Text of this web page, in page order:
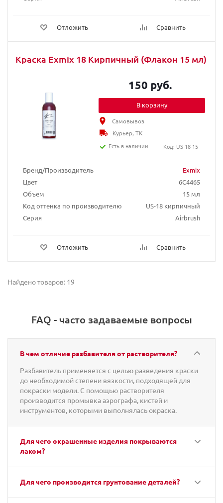
Отложить Сравнить
Краска Exmix 18 Кирпичный (Флакон 15 мл)
Бренд/Производитель
Exmix
Цвет
6C4465
Объем
15 мл
Код оттенка по производителю
US-18 кирпичный
Серия
Airbrush
Отложить Сравнить
150 руб.
В корзину
Самовывоз
Курьер, ТК
Есть в наличии
Код: US-18-15
Найдено товаров: 19
FAQ - часто задаваемые вопросы
В чем отличие разбавителя от растворителя?
Разбавитель применяется с целью разведения краски
до необходимой степени вязкости, подходящей для
покраски модели. С помощью растворителя
производится промывка аэрографа, кистей и
инструментов, которыми выполнялась окраска.
Для чего окрашенные изделия покрываются
лаком?
Для чего производится грунтование деталей?